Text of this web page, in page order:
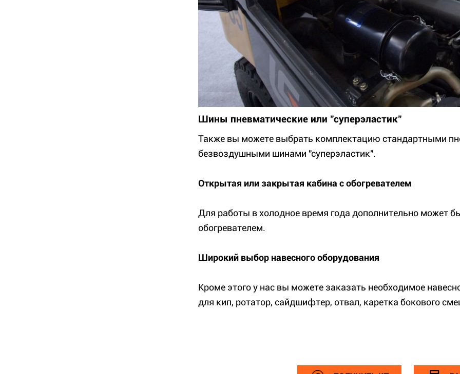
Шины пневматические или "суперэластик"
Также вы можете выбрать комплектацию стандартными
безвоздушными шинами "суперэластик".
Открытая или закрытая кабина с обогревателем
Для работы в холодное время года дополнительно может
обогревателем.
Широкий выбор навесного оборудования
Кроме этого у нас вы можете заказать необходимое
для кип, ротатор, сайдшифтер, отвал, каретка бокового